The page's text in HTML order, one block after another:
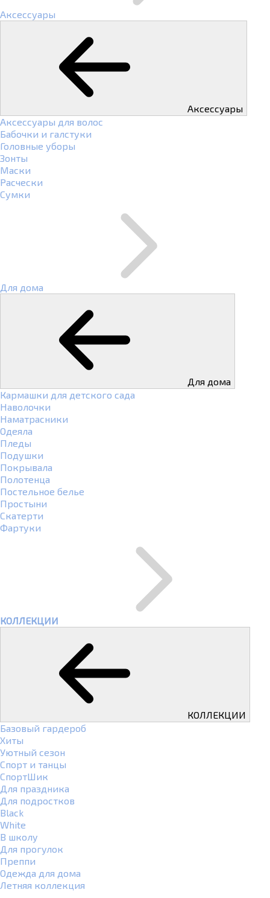
Аксессуары
Аксессуары
Аксессуары для волос
Бабочки и галстуки
Головные уборы
Зонты
Маски
Расчески
Сумки
Для дома
Для дома
Кармашки для детского сада
Наволочки
Наматрасники
Одеяла
Пледы
Подушки
Покрывала
Полотенца
Постельное белье
Простыни
Скатерти
Фартуки
КОЛЛЕКЦИИ
КОЛЛЕКЦИИ
Базовый гардероб
Хиты
Уютный сезон
Спорт и танцы
СпортШик
Для праздника
Для подростков
Black
White
В школу
Для прогулок
Преппи
Одежда для дома
Летняя коллекция